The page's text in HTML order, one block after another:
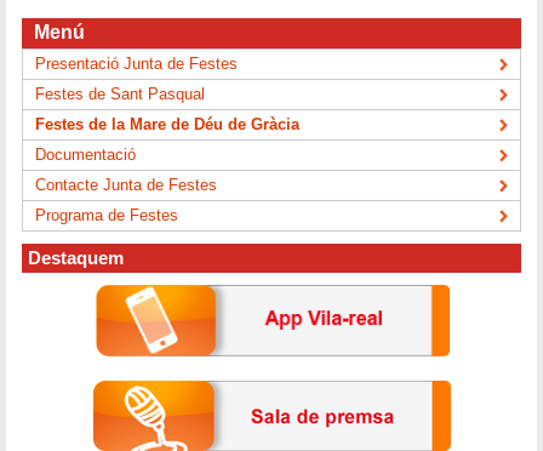
Menú
Presentació Junta de Festes
Festes de Sant Pasqual
Festes de la Mare de Déu de Gràcia
Documentació
Contacte Junta de Festes
Programa de Festes
Destaquem